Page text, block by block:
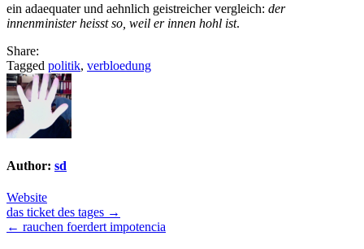
ein adaequater und aehnlich geistreicher vergleich: der
innenminister heisst so, weil er innen hohl ist.
Share:
Tagged politik, verbloedung
Author: sd
Website
Post
navigation
das ticket des tages →
← rauchen foerdert impotencia